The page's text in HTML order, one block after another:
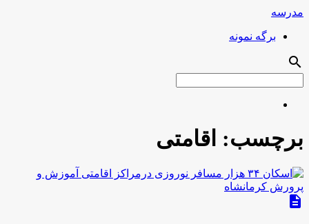
مدرسه
برگه نمونه
search
برچسب: اقامتی
description